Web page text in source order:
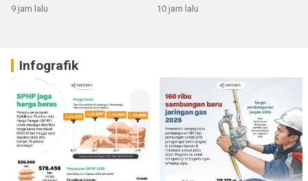
9 jam lalu 10 jam lalu
Infografik